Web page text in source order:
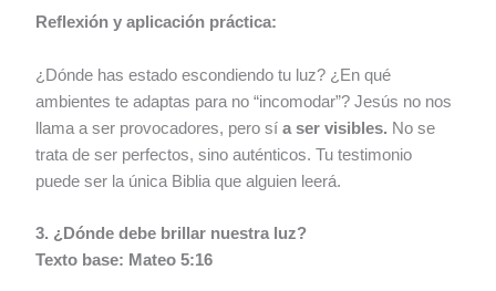
Reflexión y aplicación práctica:
¿Dónde has estado escondiendo tu luz? ¿En qué
ambientes te adaptas para no “incomodar”? Jesús no nos
llama a ser provocadores, pero sía ser visibles. No se
trata de ser perfectos, sino auténticos. Tu testimonio
puede ser la única Biblia que alguien leerá.
3. ¿Dónde debe brillar nuestra luz?
Texto base: Mateo 5:16